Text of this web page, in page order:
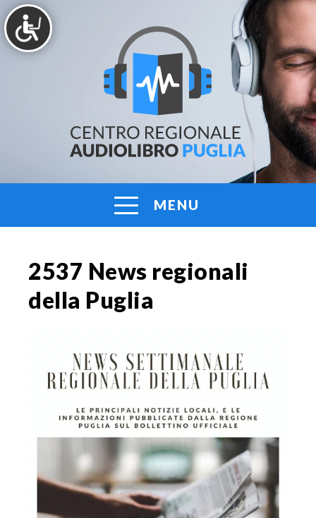
Vai
al
contenuto
AUDIOLIBRO
PUGLIA
Centro
Regionale
Puglia
MENU
2537 News regionali
della Puglia